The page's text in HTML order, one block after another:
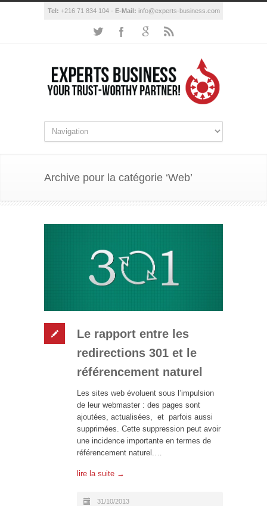
Tel: +216 71 834 104 - E-Mail: info@experts-business.com
Archive pour la catégorie ‘Web’
Le rapport entre les
redirections 301 et le
référencement naturel
Les sites web évoluent sous l’impulsion
de leur webmaster : des pages sont
ajoutées, actualisées, et parfois aussi
supprimées. Cette suppression peut avoir
une incidence importante en termes de
référencement naturel.…
lire la suite →
31/10/2013